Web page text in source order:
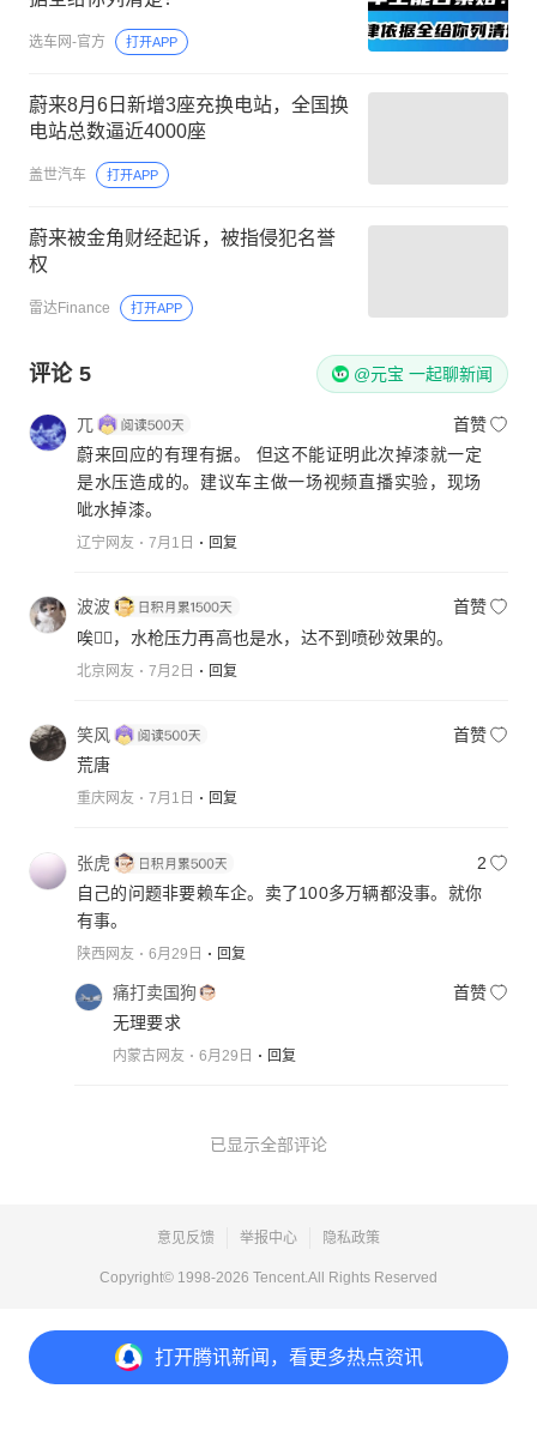
打开腾讯新闻，看更多热点资讯
选车网-官方 打开APP
蔚来8月6日新增3座充换电站，全国换
电站总数逼近4000座
盖世汽车 打开APP
蔚来被金角财经起诉，被指侵犯名誉
权
雷达Finance 打开APP
评论 5 @元宝 一起聊新闻
兀
首赞
蔚来回应的有理有据。 但这不能证明此次掉漆就一定
是水压造成的。建议车主做一场视频直播实验，现场
呲水掉漆。
辽宁网友 7月1日 回复
波波
首赞
唉😮‍💨，水枪压力再高也是水，达不到喷砂效果的。
北京网友 7月2日 回复
笑风
首赞
荒唐
重庆网友 7月1日 回复
张虎
2
自己的问题非要赖车企。卖了100多万辆都没事。就你
有事。
陕西网友 6月29日 回复
痛打卖国狗
首赞
无理要求
内蒙古网友 6月29日 回复
已显示全部评论
意见反馈 举报中心 隐私政策
Copyright© 1998-2026 Tencent.All Rights Reserved